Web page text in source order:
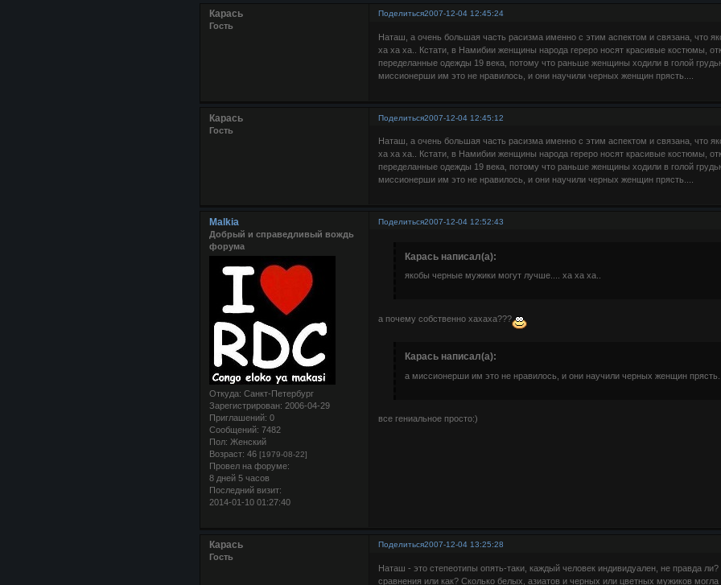
Поделиться2007-12-04 12:45:24
Карась
Гость
Наташ, а очень большая часть расизма именно с этим аспектом и связана, что
ха ха ха.. Кстати, в Намибии женщины народа гереро носят красивые костюмы,
переделанные одежды 19 века, потому что раньше женщины ходили в голой
миссионерши им это не нравилось, и они научили черных женщин прясть....
Поделиться2007-12-04 12:45:12
Карась
Гость
Наташ, а очень большая часть расизма именно с этим аспектом и связана, что
ха ха ха.. Кстати, в Намибии женщины народа гереро носят красивые костюмы,
переделанные одежды 19 века, потому что раньше женщины ходили в голой
миссионерши им это не нравилось, и они научили черных женщин прясть....
Поделиться2007-12-04 12:52:43
Malkia
Добрый и справедливый вождь
форума
Откуда: Санкт-Петербург
Зарегистрирован: 2006-04-29
Приглашений: 0
Сообщений: 7482
Пол: Женский
Возраст: 46 [1979-08-22]
Провел на форуме:
8 дней 5 часов
Последний визит:
2014-01-10 01:27:40
Карась написал(а):
якобы черные мужики могут лучше.... ха ха ха..
а почему собственно хахаха???
Карась написал(а):
а миссионерши им это не нравилось, и они научили черных женщин
все гениальное просто:)
Поделиться2007-12-04 13:25:28
Карась
Гость
Наташ - это степеотипы опять-таки, каждый человек индивидуален, не правда
сравнения или как? Сколько белых, азиатов и черных или цветных мужиков могла